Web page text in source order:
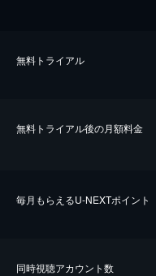
無料トライアル
無料トライアル後の⽉額料金
毎⽉もらえるU-NEXTポイント
同時視聴アカウント数